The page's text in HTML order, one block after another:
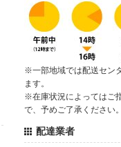
※一部地域では配送セン
ます。
※在庫状況によってはご
で、予めご了承ください。
配達業者